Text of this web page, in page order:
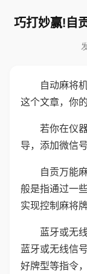
巧打妙赢!自
自动麻将
这个文章，你
若你在仪
导，添加微信
自贡万能
般是指通过一
实现控制麻将
蓝牙或无
蓝牙或无线信
好牌型等指令